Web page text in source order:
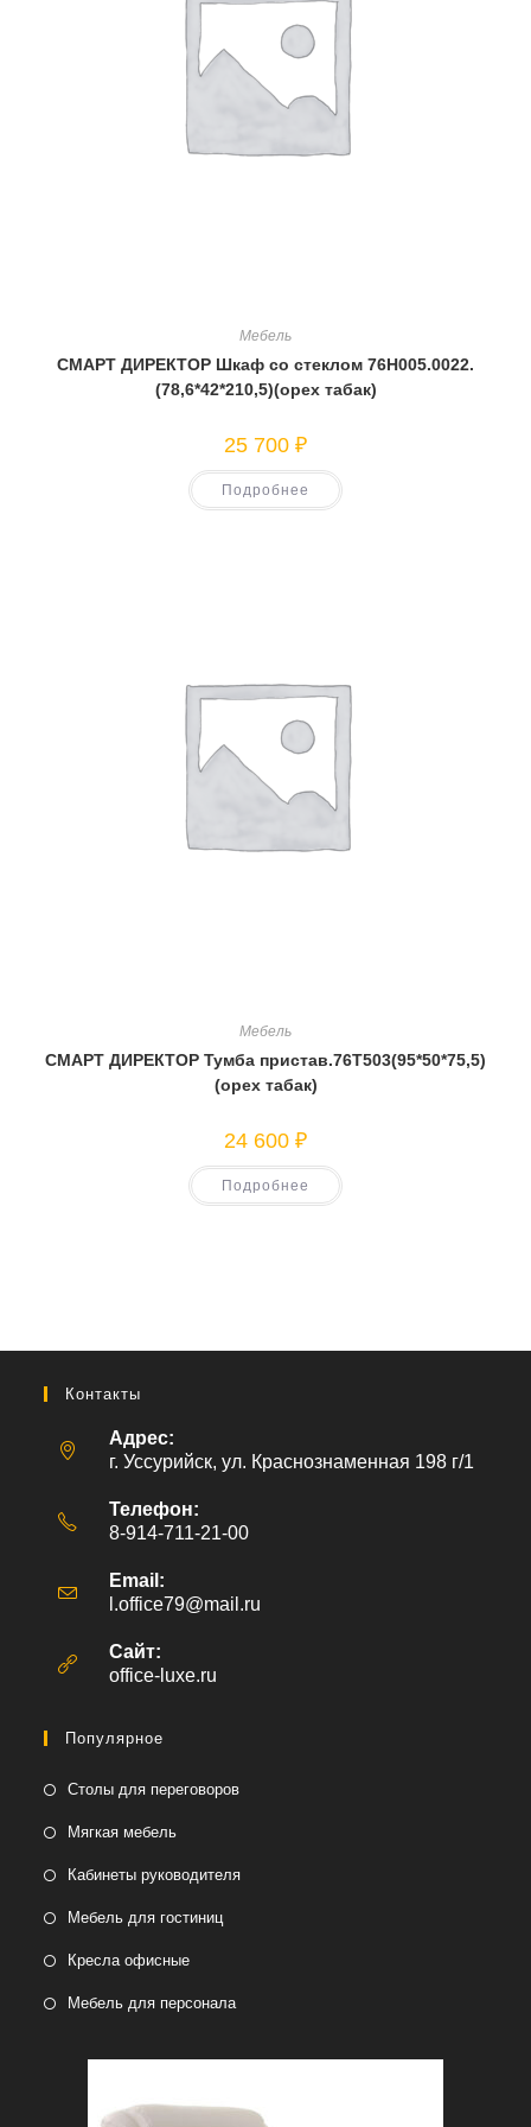
Мебель
СМАРТ ДИРЕКТОР Шкаф со стеклом 76Н005.0022.
(78,6*42*210,5)(орех табак)
25 700 ₽
Подробнее
Мебель
СМАРТ ДИРЕКТОР Тумба пристав.76Т503(95*50*75,5)
(орех табак)
24 600 ₽
Подробнее
Контакты
Адрес:
г. Уссурийск, ул. Краснознаменная 198 г/1
Телефон:
8-914-711-21-00
Email:
l.office79@mail.ru
Сайт:
office-luxe.ru
Популярное
Столы для переговоров
Мягкая мебель
Кабинеты руководителя
Мебель для гостиниц
Кресла офисные
Мебель для персонала